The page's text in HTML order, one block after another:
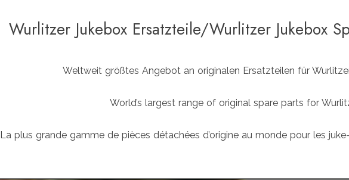
Wurlitzer Jukebox Ersatzteile/Wurlitzer Jukebox
Weltweit größtes Angebot an originalen Ersatzteilen für
World’s largest range of original spare parts for
La plus grande gamme de pièces détachées d’origine au monde pour les